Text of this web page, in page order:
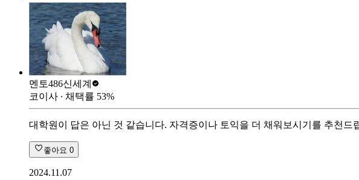
멘토486신세계
코이사 ∙ 채택률 53%
대학원이 답은 아닌 것 같습니다. 자격증이나 토익을 더 채워보시기를 추천드
좋아요 0
2024.11.07